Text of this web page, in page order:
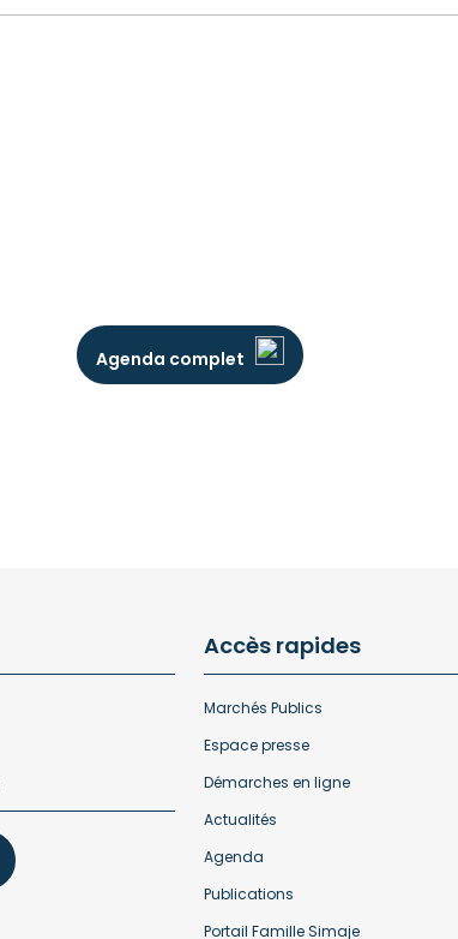
Agenda complet
Accès rapides
Marchés Publics
Espace presse
Démarches en ligne
Actualités
Agenda
Publications
Portail Famille Simaje